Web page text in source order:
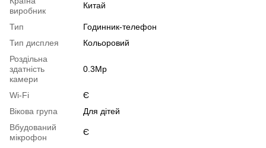
виробник
Китай
Тип
Годинник-телефон
Тип дисплея
Кольоровий
Роздільна
здатність
камери
0.3Mp
Wi-Fi
Є
Вікова група
Для дітей
Вбудований
мікрофон
Є